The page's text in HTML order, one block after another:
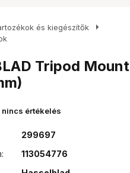
és kiegészítők arrow_right
Tripod Mount
nincs értékelés
299697
113054776